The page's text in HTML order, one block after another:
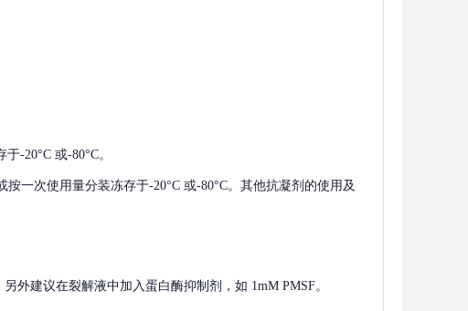
-20°C 或-80°C。
一次使用量分装冻存于-20°C 或-80°C。其他抗凝剂的使用及
外建议在裂解液中加入蛋白酶抑制剂，如 1mM PMSF。